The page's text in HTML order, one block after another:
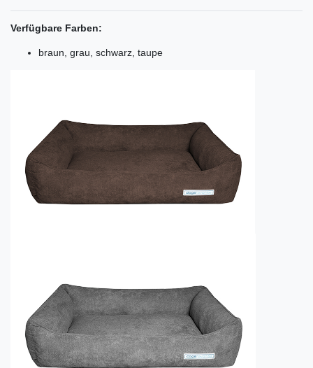
Verfügbare Farben:
braun, grau, schwarz, taupe